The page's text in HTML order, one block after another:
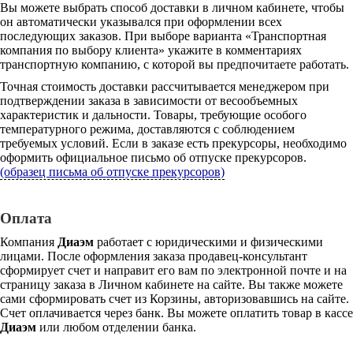
Вы можете выбрать способ доставки в личном кабинете, чтобы
он автоматически указывался при оформлении всех
последующих заказов. При выборе варианта «Транспортная
компания по выбору клиента» укажите в комментариях
транспортную компанию, с которой вы предпочитаете работать.
Точная стоимость доставки рассчитывается менеджером при
подтверждении заказа в зависимости от весообъемных
характеристик и дальности. Товары, требующие особого
температурного режима, доставляются с соблюдением
требуемых условий. Если в заказе есть прекурсоры, необходимо
оформить официальное письмо об отпуске прекурсоров.
(образец письма об отпуске прекурсоров)
Оплата
Компания Диаэм работает с юридическими и физическими
лицами. После оформления заказа продавец-консультант
сформирует счет и направит его вам по электронной почте и на
страницу заказа в Личном кабинете на сайте. Вы также можете
сами сформировать счет из Корзины, авторизовавшись на сайте.
Счет оплачивается через банк. Вы можете оплатить товар в кассе
Диаэм или любом отделении банка.